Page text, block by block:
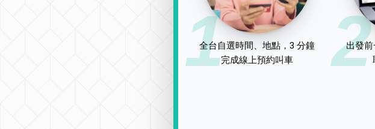
1
全台自選時間、地點，3 分鐘
完成線上預約叫車
2
出發